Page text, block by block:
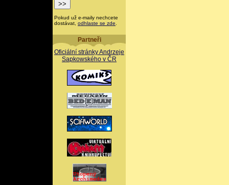
Pokud už e-maily nechcete
dostávat, odhlaste se zde
Partneři
Oficiální stránky Andrzeje
Sapkowského v ČR